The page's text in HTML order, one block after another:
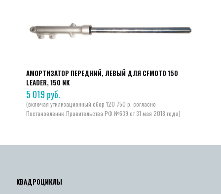
АМОРТИЗАТОР ПЕРЕДНИЙ, ЛЕВЫЙ ДЛЯ CFMOTO 150
LEADER, 150 NK
5 019 руб.
КВАДРОЦИКЛЫ